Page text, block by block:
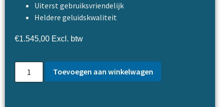
Uiterst gebruiksvriendelijk
Heldere geluidskwaliteit
€1.545,00 Excl. btw
Toevoegen aan winkelwagen